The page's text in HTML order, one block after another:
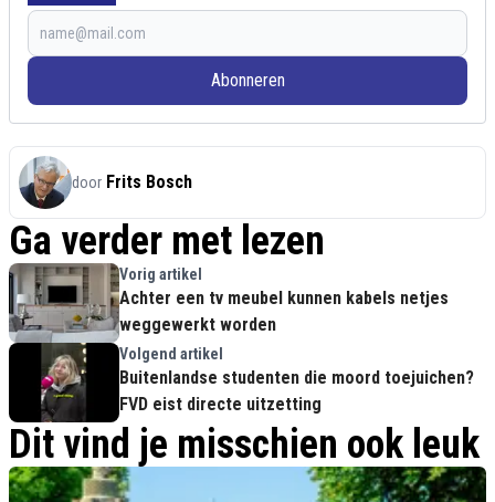
Abonneren
door Frits Bosch
Ga verder met lezen
Vorig artikel
Achter een tv meubel kunnen kabels netjes
weggewerkt worden
Volgend artikel
Buitenlandse studenten die moord toejuichen?
FVD eist directe uitzetting
Dit vind je misschien ook leuk